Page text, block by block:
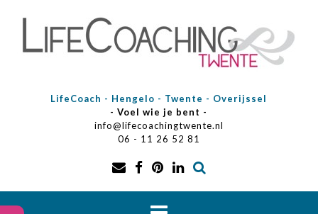
LifeCoach - Hengelo - Twente - Overijssel
- Voel wie je bent -
info@lifecoachingtwente.nl
06 - 11 26 52 81